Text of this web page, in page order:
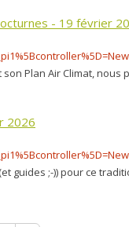
- 19 février
Plan Air Climat,
2026
guides ;-)) pour ce